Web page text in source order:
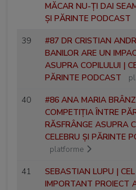
MĂCAR NU-ȚI DAI
ȘI PĂRINTE PODCAST
39
#87 DR CRISTIAN
BANILOR ARE UN
ASUPRA COPILULUI |
PĂRINTE PODCAST
40
#86 ANA MARIA
COMPETIȚIA ÎNTRE
RĂSFRÂNGE ASUPRA
CELEBRU ȘI PĂRINTE
platforme
41
SEBASTIAN LUPU |
IMPORTANT PROIECT